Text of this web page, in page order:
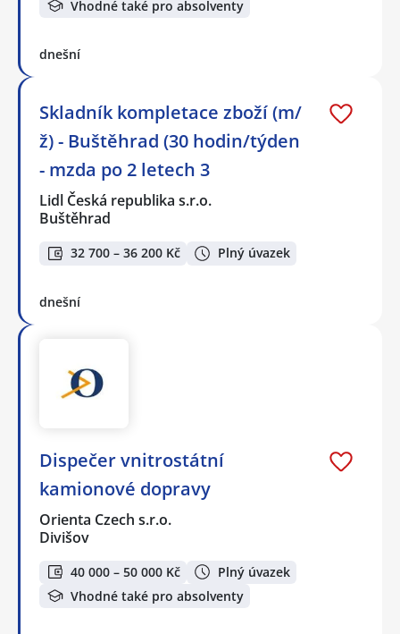
Vhodné také pro absolventy
dnešní
Skladník kompletace zboží (m/
ž) - Buštěhrad (30 hodin/týden
- mzda po 2 letech 3
Lidl Česká republika s.r.o.
Buštěhrad
32 700 – 36 200 Kč Plný úvazek
dnešní
Dispečer vnitrostátní
kamionové dopravy
Orienta Czech s.r.o.
Divišov
40 000 – 50 000 Kč
Plný úvazek
Vhodné také pro absolventy